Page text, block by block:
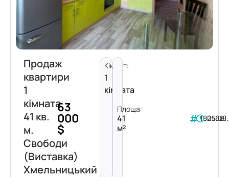
Продаж
квартири
1
кімната
41 кв.
м.
Свободи
(Виставка)
Хмельницький
63
000
$
Кімнат:
1
кімната
Площа:
41
м²
182568